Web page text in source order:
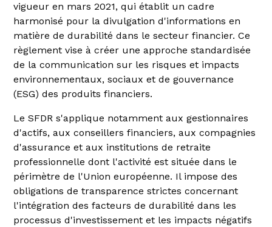
vigueur en mars 2021, qui établit un cadre
harmonisé pour la divulgation d'informations en
matière de durabilité dans le secteur financier. Ce
règlement vise à créer une approche standardisée
de la communication sur les risques et impacts
environnementaux, sociaux et de gouvernance
(ESG) des produits financiers.
Le SFDR s'applique notamment aux gestionnaires
d'actifs, aux conseillers financiers, aux compagnies
d'assurance et aux institutions de retraite
professionnelle dont l'activité est située dans le
périmètre de l'Union européenne. Il impose des
obligations de transparence strictes concernant
l'intégration des facteurs de durabilité dans les
processus d'investissement et les impacts négatifs